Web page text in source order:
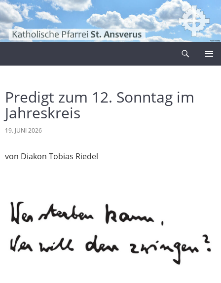
Zum
Inhalt
springen
Predigt zum 12. Sonntag im
Jahreskreis
19. JUNI 2026
von Diakon Tobias Riedel